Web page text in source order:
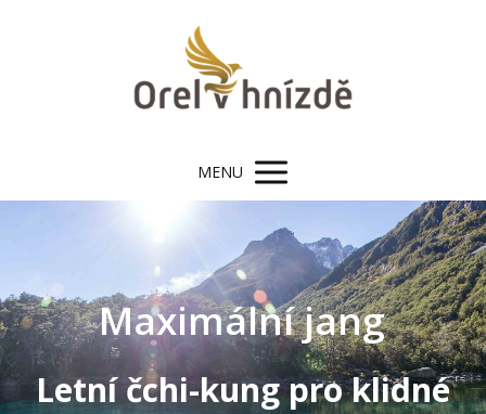
MENU
Maximální jang
Letní čchi-kung pro klidné